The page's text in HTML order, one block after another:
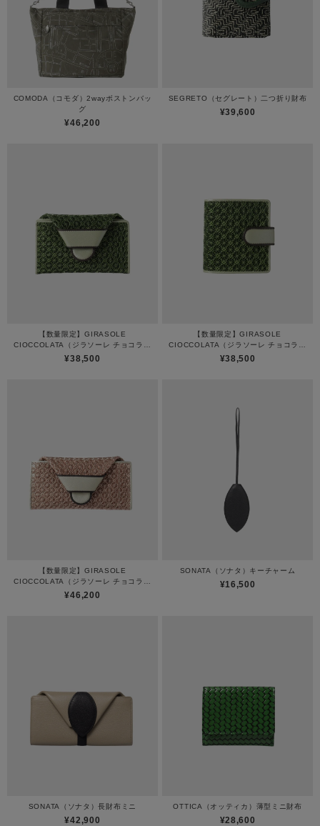
COMODA（コモダ）2wayボストンバッ
グ
¥46,200
SEGRETO（セグレート）二つ折り財布
¥39,600
【数量限定】GIRASOLE
CIOCCOLATA（ジラソーレ チョコラー
タ）マルチ財布
¥38,500
【数量限定】GIRASOLE
CIOCCOLATA（ジラソーレ チョコラー
タ）薄型二つ折り財布
¥38,500
【数量限定】GIRASOLE
CIOCCOLATA（ジラソーレ チョコラー
タ）長財布ミニ
¥46,200
SONATA（ソナタ）キーチャーム
¥16,500
SONATA（ソナタ）長財布ミニ
¥42,900
OTTICA（オッティカ）薄型ミニ財布
¥28,600